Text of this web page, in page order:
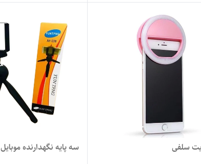
سلفی سه پایه نگهدارنده موبایل